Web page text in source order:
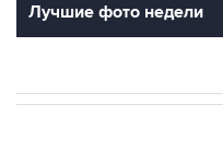
Лучшие фото недели